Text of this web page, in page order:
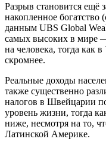
Разрыв становится ещё
накопленное богатство
данным UBS Global
самых высоких в мире
на человека, тогда как в
скромнее.
Реальные доходы
также существенно
налогов в Швейцарии
уровень жизни, тогда
ниже, несмотря на то,
Латинской Америке.